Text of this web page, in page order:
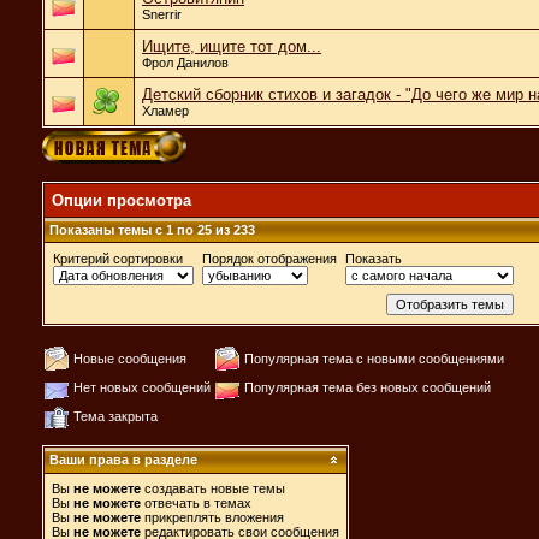
Snerrir
Ищите, ищите тот дом...
Фрол Данилов
Детский сборник стихов и загадок - "До чего же мир
Хламер
Опции просмотра
Показаны темы с 1 по 25 из 233
Критерий сортировки
Порядок отображения Показать
Новые сообщения
Популярная тема с новыми сообщениями
Нет новых сообщений
Популярная тема без новых сообщений
Тема закрыта
Ваши права в разделе
Вы не можете создавать новые темы
Вы не можете отвечать в темах
Вы не можете прикреплять вложения
Вы не можете редактировать свои сообщения